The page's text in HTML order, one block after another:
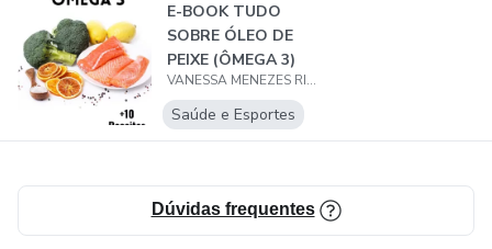
E-BOOK TUDO
SOBRE ÓLEO DE
PEIXE (ÔMEGA 3)
VANESSA MENEZES RIOS
Saúde e Esportes
Dúvidas frequentes